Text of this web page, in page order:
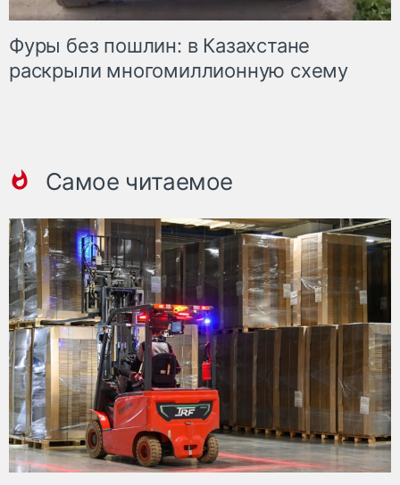
Фуры без пошлин: в Казахстане
раскрыли многомиллионную схему
Самое читаемое